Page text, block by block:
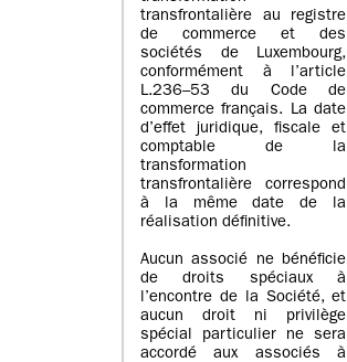
transfrontalière au registre
de commerce et des
sociétés de Luxembourg,
conformément à l’article
L.236–53 du Code de
commerce français. La date
d’effet juridique, fiscale et
comptable de la
transformation
transfrontalière correspond
à la même date de la
réalisation définitive.
Aucun associé ne bénéficie
de droits spéciaux à
l’encontre de la Société, et
aucun droit ni privilège
spécial particulier ne sera
accordé aux associés à